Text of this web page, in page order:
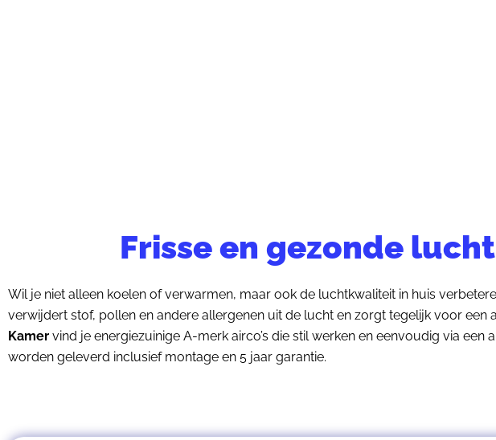
Frisse en gezonde
Wil je niet alleen koelen of verwarmen, maar ook de luchtkwaliteit in huis
verwijdert stof, pollen en andere allergenen uit de lucht en zorgt tegelijk voor een
Kamer vind je energiezuinige A-merk airco’s die stil werken en eenvoudig via een
worden geleverd inclusief montage en 5 jaar garantie.